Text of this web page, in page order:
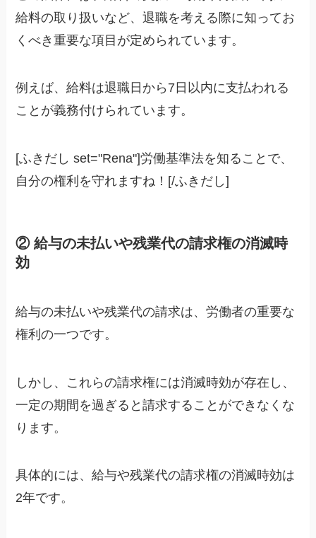
給料の取り扱いなど、退職を考える際に知ってお
くべき重要な項目が定められています。
例えば、給料は退職日から7日以内に支払われる
ことが義務付けられています。
[ふきだし set="Rena"]労働基準法を知ることで、
自分の権利を守れますね！[/ふきだし]
② 給与の未払いや残業代の請求権の消滅時
効
給与の未払いや残業代の請求は、労働者の重要な
権利の一つです。
しかし、これらの請求権には消滅時効が存在し、
一定の期間を過ぎると請求することができなくな
ります。
具体的には、給与や残業代の請求権の消滅時効は
2年です。